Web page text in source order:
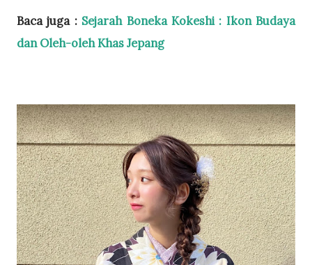
Baca juga : Sejarah Boneka Kokeshi : Ikon Budaya
dan Oleh-oleh Khas Jepang